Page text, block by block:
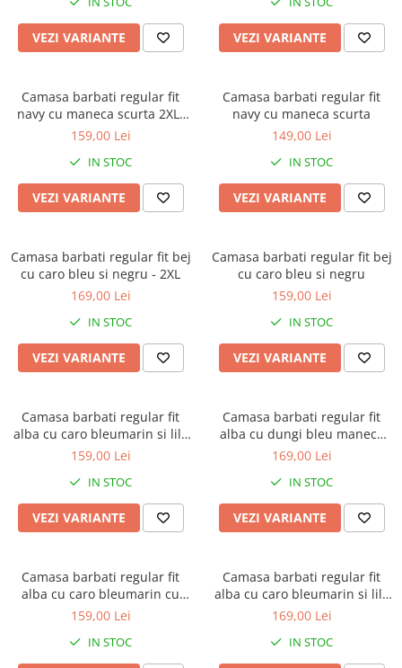
VEZI VARIANTE VEZI VARIANTE
Camasa barbati regular fit
navy cu maneca scurta 2XL-
3XL
159,00 Lei
IN STOC
VEZI VARIANTE
Camasa barbati regular fit
navy cu maneca scurta
149,00 Lei
IN STOC
VEZI VARIANTE
Camasa barbati regular fit bej
cu caro bleu si negru - 2XL
169,00 Lei
IN STOC
VEZI VARIANTE
Camasa barbati regular fit bej
cu caro bleu si negru
159,00 Lei
IN STOC
VEZI VARIANTE
Camasa barbati regular fit
alba cu caro bleumarin si lila
cu maneca scurta
159,00 Lei
IN STOC
VEZI VARIANTE
Camasa barbati regular fit
alba cu dungi bleu maneca
scurta - 2XL
169,00 Lei
IN STOC
VEZI VARIANTE
Camasa barbati regular fit
alba cu caro bleumarin cu
maneca scurta
159,00 Lei
IN STOC
Camasa barbati regular fit
alba cu caro bleumarin si lila
cu maneca scurta - 2XL-3XL
169,00 Lei
IN STOC